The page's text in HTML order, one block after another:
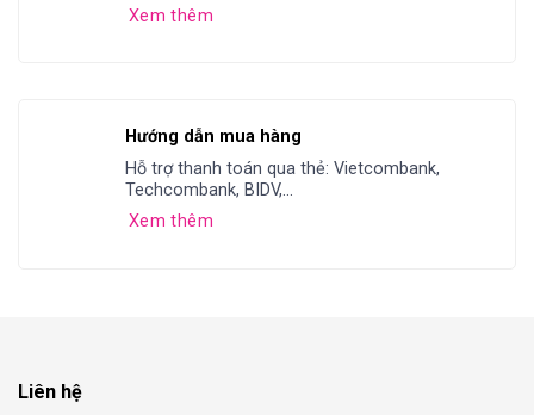
Xem thêm
Hướng dẫn mua hàng
Hỗ trợ thanh toán qua thẻ: Vietcombank,
Techcombank, BIDV,...
Xem thêm
Liên hệ